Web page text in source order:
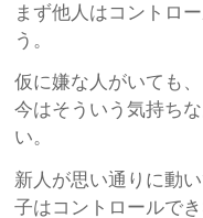
まず他人はコントロ
う。
仮に嫌な人がいても
今はそういう気持ち
い。
新人が思い通りに動
子はコントロールで